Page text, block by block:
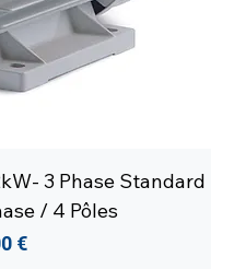
3 Phase Standard
/ 4 Pôles
€